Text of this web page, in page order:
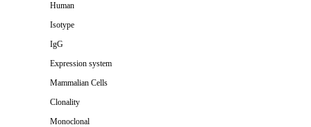
Human
Isotype
IgG
Expression system
Mammalian Cells
Clonality
Monoclonal